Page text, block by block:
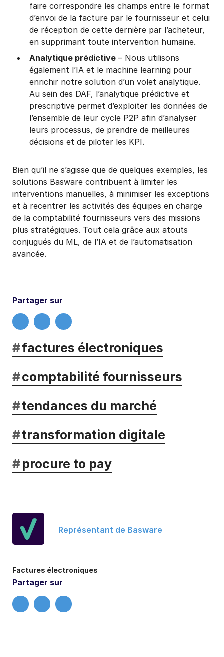
faire correspondre les champs entre le format
d’envoi de la facture par le fournisseur et celui
de réception de cette dernière par l’acheteur,
en supprimant toute intervention humaine.
Analytique prédictive – Nous utilisons
également l’IA et le machine learning pour
enrichir notre solution d’un volet analytique.
Au sein des DAF, l’analytique prédictive et
prescriptive permet d’exploiter les données de
l’ensemble de leur cycle P2P afin d’analyser
leurs processus, de prendre de meilleures
décisions et de piloter les KPI.
Bien qu’il ne s’agisse que de quelques exemples, les
solutions Basware contribuent à limiter les
interventions manuelles, à minimiser les exceptions
et à recentrer les activités des équipes en charge
de la comptabilité fournisseurs vers des missions
plus stratégiques. Tout cela grâce aux atouts
conjugués du ML, de l’IA et de l’automatisation
avancée.
Partager sur
#factures électroniques
#comptabilité fournisseurs
#tendances du marché
#transformation digitale
#procure to pay
Représentant de Basware
Factures électroniques
Partager sur